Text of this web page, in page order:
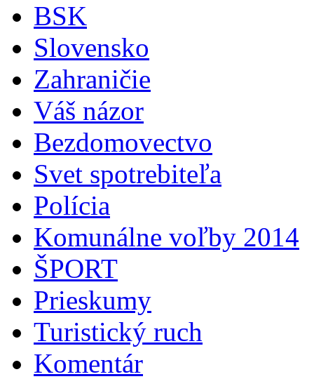
BSK
Slovensko
Zahraničie
Váš názor
Bezdomovectvo
Svet spotrebiteľa
Polícia
Komunálne voľby 2014
ŠPORT
Prieskumy
Turistický ruch
Komentár